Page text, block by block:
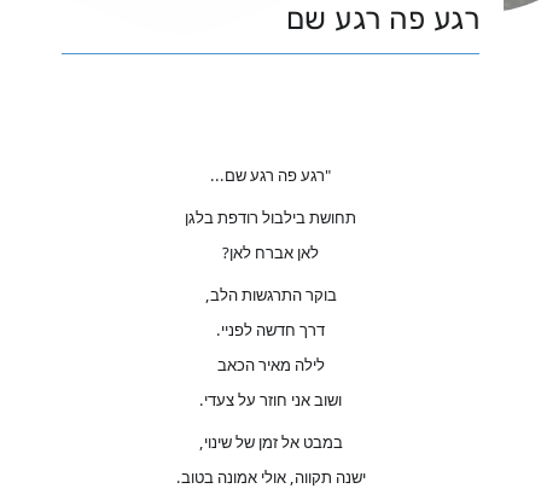
רגע פה רגע שם
"רגע פה רגע שם...
תחושת בילבול רודפת בלגן
לאן אברח לאן?
בוקר התרגשות הלב,
דרך חדשה לפניי.
לילה מאיר הכאב
ושוב אני חוזר על צעדי.
במבט אל זמן של שינוי,
ישנה תקווה, אולי אמונה בטוב.